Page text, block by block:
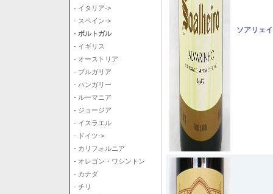
- イタリア->
- スペイン->
- ポルトガル
- イギリス
- オーストリア
- ブルガリア
- ハンガリー
- ルーマニア
- ジョージア
- イスラエル
- ドイツ->
- カリフォルニア
- オレゴン・ワシントン
- カナダ
- チリ
ソアリェ